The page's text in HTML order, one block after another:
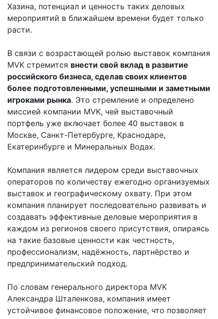
Хазина, потенциал и ценность таких деловых
мероприятий в ближайшем времени будет только
расти.
В связи с возрастающей ролью выставок компания
MVK стремится внести свой вклад в развитие
российского бизнеса, сделав своих клиентов
более подготовленными, успешными и заметными
игроками рынка. Это стремление и определено
миссией компании MVK, чей выставочный
портфель уже включает более 40 выставок в
Москве, Санкт-Петербурге, Краснодаре,
Екатеринбурге и Минеральных Водах.
Компания является лидером среди выставочных
операторов по количеству ежегодно организуемых
выставок и географическому охвату. При этом
компания планирует последовательно развивать и
создавать эффективные деловые мероприятия в
каждом из регионов своего присутствия, опираясь
на такие базовые ценности как честность,
профессионализм, надёжность, партнёрство и
предпринимательский подход.
По словам генерального директора MVK
Александра Шталенкова, компания имеет
устойчивое финансовое положение, что позволяет